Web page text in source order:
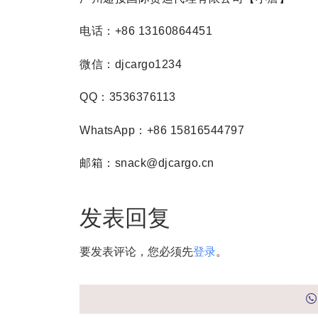
电话：+86 13160864451
微信：djcargo1234
QQ：3536376113
WhatsApp：+86 15816544797
邮箱：snack@djcargo.cn
发表回复
要发表评论，您必须先登录。